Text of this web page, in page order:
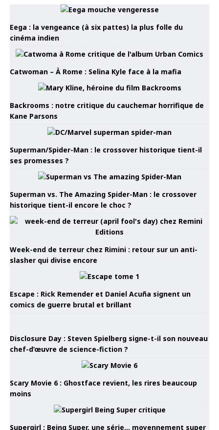
Eega : la vengeance (à six pattes) la plus folle du
cinéma indien
Catwoman – À Rome : Selina Kyle face à la mafia
Backrooms : notre critique du cauchemar horrifique de
Kane Parsons
Superman/Spider-Man : le crossover historique tient-il
ses promesses ?
Superman vs. The Amazing Spider-Man : le crossover
historique tient-il encore le choc ?
Week-end de terreur chez Rimini : retour sur un anti-
slasher qui divise encore
Escape : Rick Remender et Daniel Acuña signent un
comics de guerre brutal et brillant
Disclosure Day : Steven Spielberg signe-t-il son nouveau
chef-d’œuvre de science-fiction ?
Scary Movie 6 : Ghostface revient, les rires beaucoup
moins
Supergirl : Being Super, une série… moyennement super